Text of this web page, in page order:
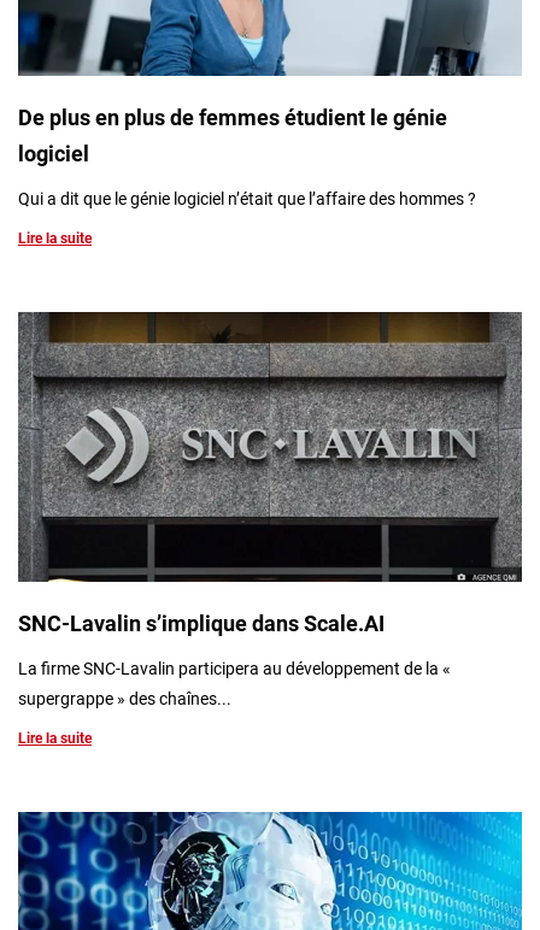
De plus en plus de femmes étudient le génie
logiciel
Qui a dit que le génie logiciel n’était que l’affaire des hommes ?
Lire la suite
SNC-Lavalin s’implique dans Scale.AI
La firme SNC-Lavalin participera au développement de la «
supergrappe » des chaînes...
Lire la suite